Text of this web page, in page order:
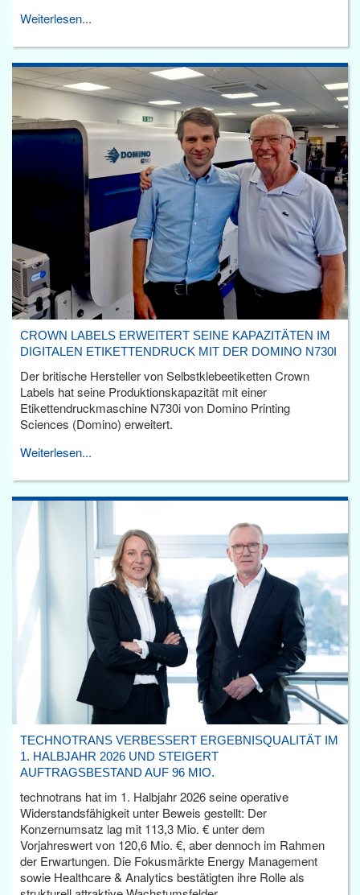
Weiterlesen...
CROWN LABELS ERWEITERT SEINE KAPAZITÄTEN IM
DIGITALEN ETIKETTENDRUCK MIT DER DOMINO N730I
Der britische Hersteller von Selbstklebeetiketten Crown
Labels hat seine Produktionskapazität mit einer
Etikettendruckmaschine N730i von Domino Printing
Sciences (Domino) erweitert.
Weiterlesen...
TECHNOTRANS VERBESSERT ERGEBNISQUALITÄT IM
1. HALBJAHR 2026 UND STEIGERT
AUFTRAGSBESTAND AUF 96 MIO.
technotrans hat im 1. Halbjahr 2026 seine operative
Widerstandsfähigkeit unter Beweis gestellt: Der
Konzernumsatz lag mit 113,3 Mio. € unter dem
Vorjahreswert von 120,6 Mio. €, aber dennoch im Rahmen
der Erwartungen. Die Fokusmärkte Energy Management
sowie Healthcare & Analytics bestätigten ihre Rolle als